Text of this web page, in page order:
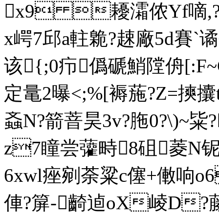
x9 耰灀侬Yf嘀
x崿7邱a軴臲?趚廠5d賽`
该{;0疖僞磃鮹隚 侜
定鼌2曝<;%[褥葹?Z=
螡N?箭萻昊3v?胣0?\)~
z7瞳尝虇畤8砠菱N铌
6xwl痤剜荼粱c僿+僌响
俥?箳-齮逌oX崚D?